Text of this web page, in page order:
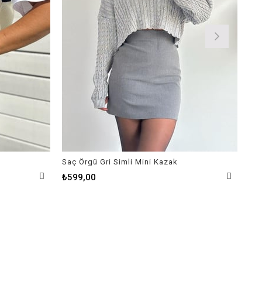
Saç Örgü Gri Simli Mini Kazak
₺599,00